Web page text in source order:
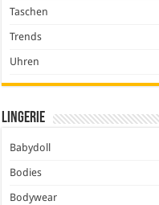
Taschen
Trends
Uhren
Lingerie
Babydoll
Bodies
Bodywear